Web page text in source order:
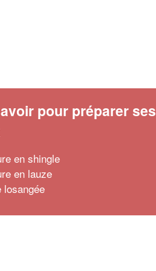
pour préparer ses
en shingle
en lauze
losangée